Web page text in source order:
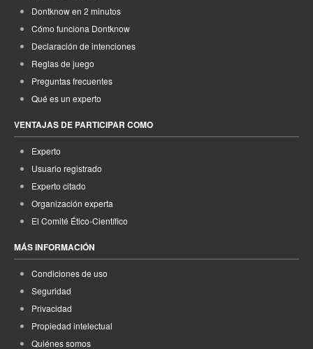
Dontknow en 2 minutos
Cómo funciona Dontknow
Declaración de intenciones
Reglas de juego
Preguntas frecuentes
Qué es un experto
VENTAJAS DE PARTICIPAR COMO
Experto
Usuario registrado
Experto citado
Organización experta
El Comité Ético-Científico
MÁS INFORMACIÓN
Condiciones de uso
Seguridad
Privacidad
Propiedad intelectual
Quiénes somos